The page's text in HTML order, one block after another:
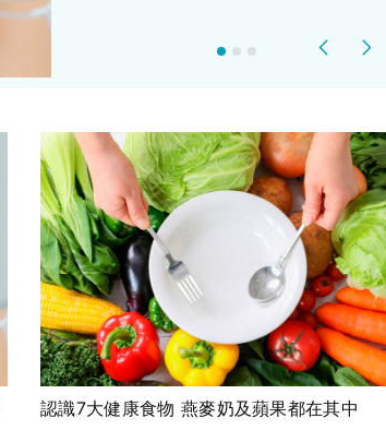
Previous
認識7大健康食物 燕麥奶及蘋果都在其中